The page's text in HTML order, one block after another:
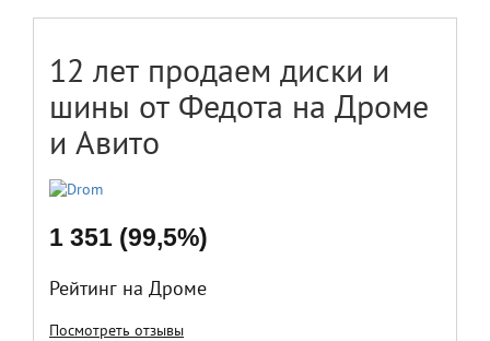
12 лет продаем диски и
шины от Федота на Дроме
и Авито
1 351 (99,5%)
Рейтинг на Дроме
Посмотреть отзывы